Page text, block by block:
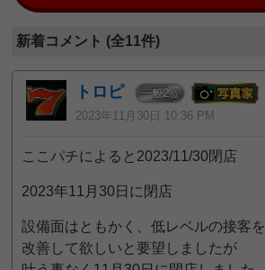
新着コメント (全11件)
トロピ 一般2位
2023年11月30日 10:36 PM
ここパチによると2023/11/30閉店
2023年11月30日に閉店
設備面はともかく、低レベルの接客を
改善して欲しいと要望しましたが